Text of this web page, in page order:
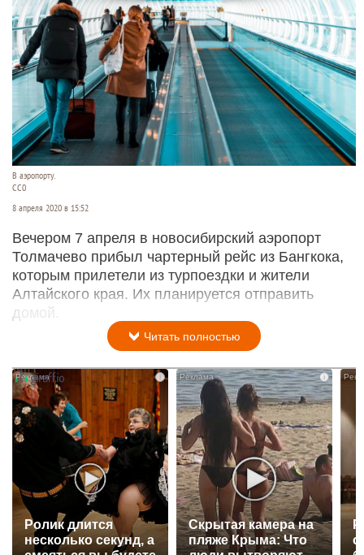
В аэропорту.
СС0
8 апреля 2020 в 15:52
Вечером 7 апреля в новосибирский аэропорт
Толмачево прибыл чартерный рейс из Бангкока,
которым прилетели из турпоездки и жители
Алтайского края. Их планируется отправить
домой.
Читать полностью
Ролик длится
несколько секунд, а
i
Скрытая камера на
пляже Крыма: Что